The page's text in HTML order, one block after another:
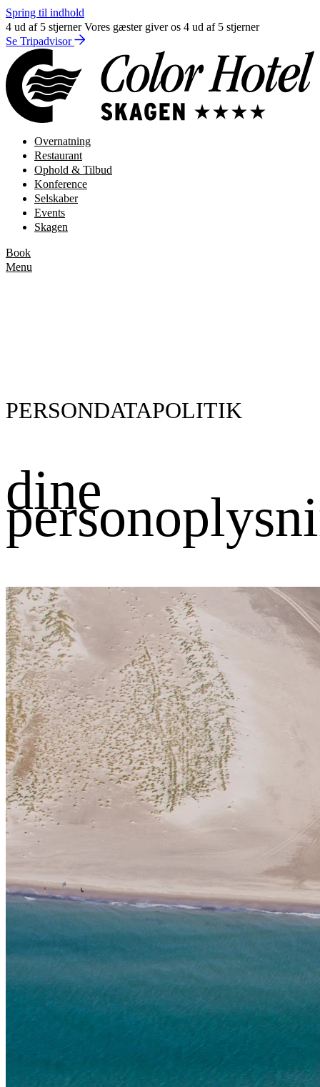
Spring til indhold
4 ud af 5 stjerner Vores gæster giver os 4 ud af 5 stjerner
Se Tripadvisor
Overnatning
Restaurant
Ophold & Tilbud
Konference
Selskaber
Events
Skagen
Book
Menu
PERSONDATAPOLITIK
dine